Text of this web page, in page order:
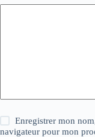
Enregistrer mon
navigateur pour mon